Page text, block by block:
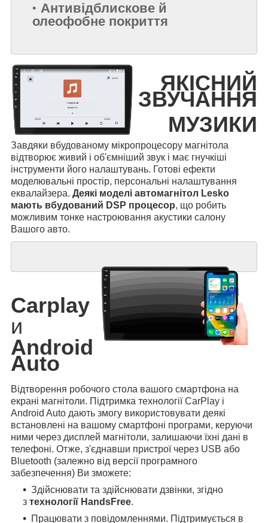
Антивідблискове й
олеофобне покриття
ЯКІСНИЙ
ЗВУЧАННЯ
МУЗИКИ
Завдяки вбудованому мікропроцесору магнітола
відтворює живий і об'ємніший звук і має гнучкіші
інструменти його налаштувань. Готові ефекти
моделювальні простір, персональні налаштування
еквалайзера. Деякі моделі автомагнітол Lesko
мають вбудований DSP процесор, що робить
можливим тонке настроювання акустики салону
Вашого авто.
Carplay
и
Android
Auto
Відтворення робочого стола вашого смартфона на
екрані магнітоли. Підтримка технології CarPlay і
Android Auto дають змогу використовувати деякі
встановлені на вашому смартфоні програми, керуючи
ними через дисплей магнітоли, залишаючи їхні дані в
телефоні. Отже, з'єднавши пристрої через USB або
Bluetooth (залежно від версії програмного
забезпечення) Ви зможете:
Здійснювати та здійснювати дзвінки, згідно
з технології HandsFree.
Працювати з повідомленнями. Підтримується в